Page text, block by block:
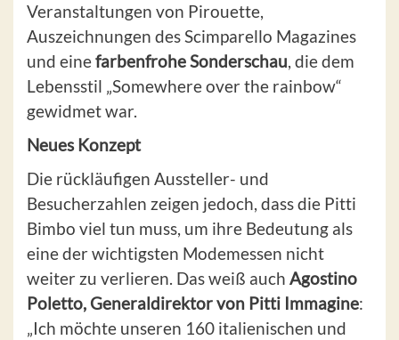
Veranstaltungen von Pirouette,
Auszeichnungen des Scimparello Magazines
und einefarbenfrohe Sonderschau, die dem
Lebensstil „Somewhere over the rainbow“
gewidmet war.
Neues Konzept
Die rückläufigen Aussteller- und
Besucherzahlen zeigen jedoch, dass die Pitti
Bimbo viel tun muss, um ihre Bedeutung als
eine der wichtigsten Modemessen nicht
weiter zu verlieren. Das weiß auch Agostino
Poletto, Generaldirektor von Pitti Immagine:
„Ich möchte unseren 160 italienischen und